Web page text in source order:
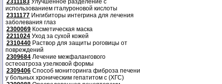
2311183 Улучшенное разделение с
использованием гталуроновой кислоты
2311177 Ингибиторы интегрина для лечения
заболевания глаз
2300069 Косметическая маска
2211024 Уход за сухой кожей
2310440 Раствор для защиты роговицы от
повреждений
2309684 Лечение межфалангового
остеоатроза узелковой формы
2309406 Способ мониторинга фиброза печени
у больных хроническим гепатитом с (ХГС)